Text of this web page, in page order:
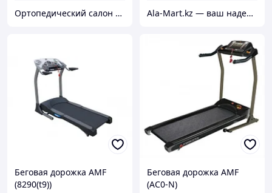
Ортопедический салон "Здоровый дом" Ala-Mart.kz — ваш надежный партнер в мире качественных товаров.
Беговая дорожка AMF
(8290(t9))
Беговая дорожка AMF
(AC0-N)